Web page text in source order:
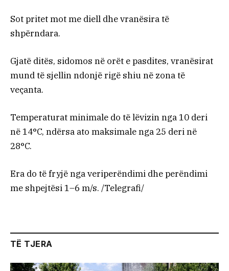
Sot pritet mot me diell dhe vranësira të
shpërndara.
Gjatë ditës, sidomos në orët e pasdites, vranësirat
mund të sjellin ndonjë rigë shiu në zona të
veçanta.
Temperaturat minimale do të lëvizin nga 10 deri
në 14°C, ndërsa ato maksimale nga 25 deri në
28°C.
Era do të fryjë nga veriperëndimi dhe perëndimi
me shpejtësi 1–6 m/s. /Telegrafi/
TË TJERA